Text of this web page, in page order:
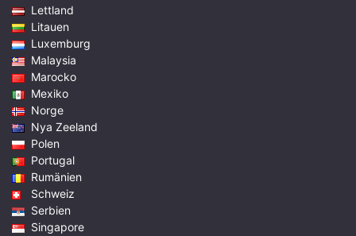
Lettland
Litauen
Luxemburg
Malaysia
Marocko
Mexiko
Norge
Nya Zeeland
Polen
Portugal
Rumänien
Schweiz
Serbien
Singapore